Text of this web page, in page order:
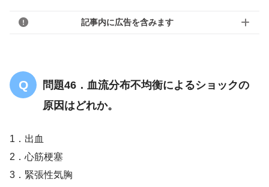
記事内に広告を含みます
問題46．血流分布不均衡によるショックの
原因はどれか。
1．出血
2．心筋梗塞
3．緊張性気胸